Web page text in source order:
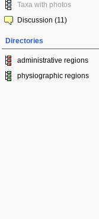
Taxa with photos
Discussion (11)
Directories
administrative regions
physiographic regions